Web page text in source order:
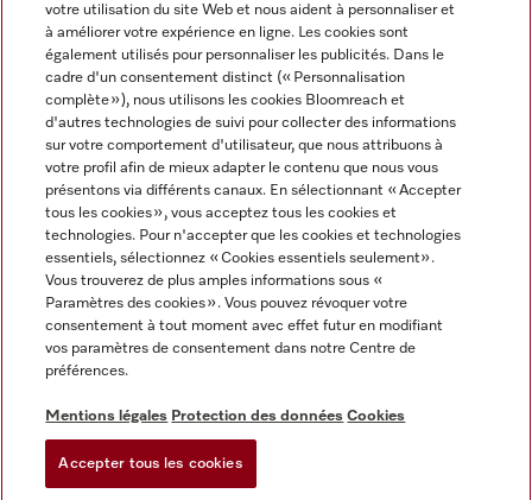
Informations légales
CGV
Conditions d’utilisation
Déclaration d'accessibilité
Digital Services Act
Miele sur Instagram
Miele sur Youtube
votre utilisation du site Web et nous aident à personnaliser et
à améliorer votre expérience en ligne. Les cookies sont
également utilisés pour personnaliser les publicités. Dans le
cadre d'un consentement distinct (« Personnalisation
complète »), nous utilisons les cookies Bloomreach et
d'autres technologies de suivi pour collecter des informations
sur votre comportement d'utilisateur, que nous attribuons à
votre profil afin de mieux adapter le contenu que nous vous
présentons via différents canaux. En sélectionnant « Accepter
tous les cookies », vous acceptez tous les cookies et
technologies. Pour n'accepter que les cookies et technologies
essentiels, sélectionnez « Cookies essentiels seulement».
Vous trouverez de plus amples informations sous «
Paramètres des cookies ». Vous pouvez révoquer votre
consentement à tout moment avec effet futur en modifiant
vos paramètres de consentement dans notre Centre de
préférences.
Mentions légales Protection des données Cookies
Accepter tous les cookies